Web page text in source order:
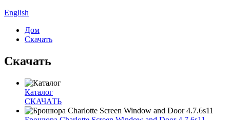
English
Дом
Скачать
Скачать
Каталог
СКАЧАТЬ